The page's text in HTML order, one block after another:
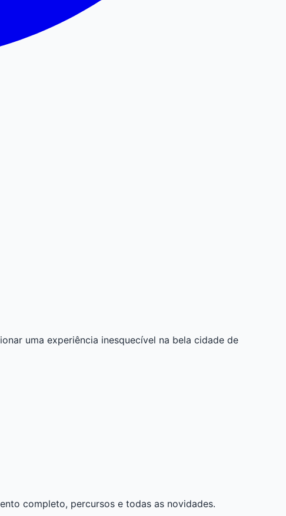
uma experiência inesquecível na bela cidade de
completo, percursos e todas as novidades.